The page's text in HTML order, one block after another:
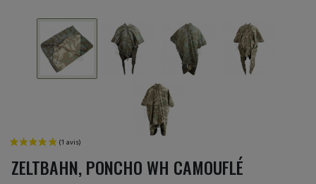
ZELTBAHN, PONCHO WH CAMOUFLÉ